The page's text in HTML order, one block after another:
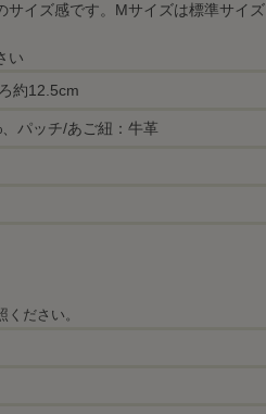
サイズ感です。Mサイズは標準サイズ
い
約12.5cm
パッチ/あご紐：牛革
ください。